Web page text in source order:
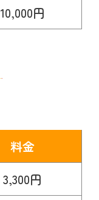
10,000円
料金
3,300円